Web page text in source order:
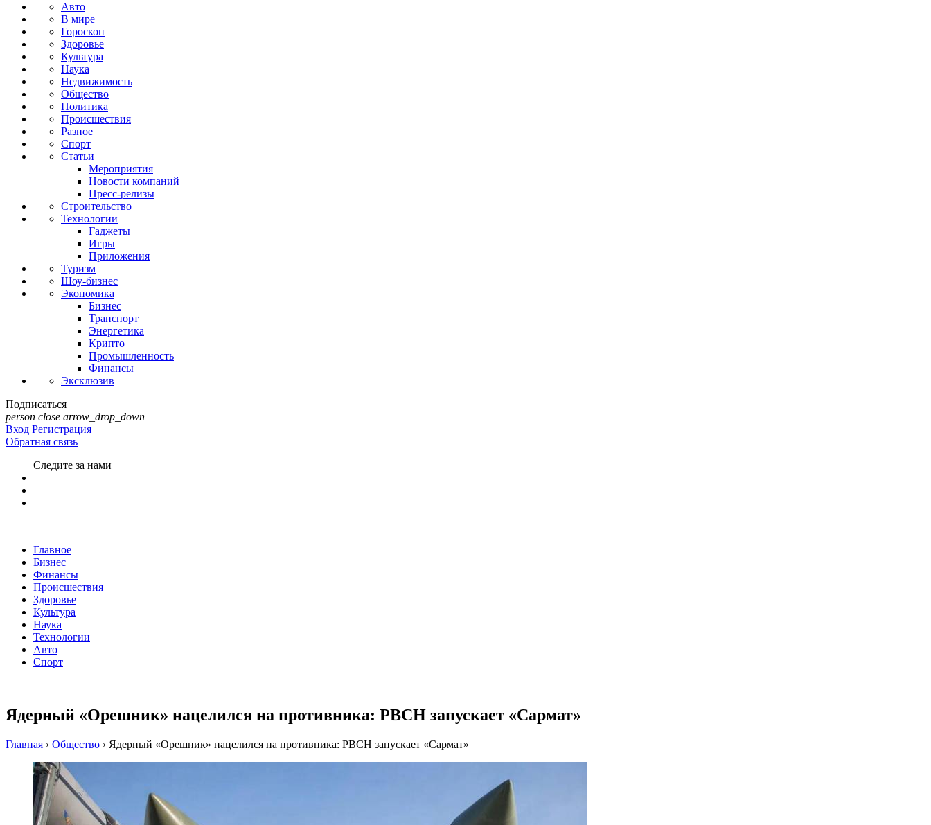
Авто
В мире
Гороскоп
Здоровье
Культура
Наука
Недвижимость
Общество
Политика
Происшествия
Разное
Спорт
Статьи
Мероприятия
Новости компаний
Пресс-релизы
Строительство
Технологии
Гаджеты
Игры
Приложения
Туризм
Шоу-бизнес
Экономика
Бизнес
Транспорт
Энергетика
Крипто
Промышленность
Финансы
Эксклюзив
Подписаться
person close arrow_drop_down
Вход Регистрация
Обратная связь
Следите за нами
Главное
Бизнес
Финансы
Происшествия
Здоровье
Культура
Наука
Технологии
Авто
Спорт
Ядерный «Орешник» нацелился на противника: РВСН запускает «Сармат»
Главная › Общество › Ядерный «Орешник» нацелился на противника: РВСН запускает «Сармат»